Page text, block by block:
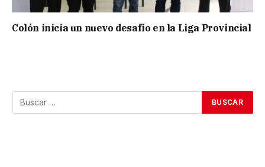
Colón inicia un nuevo desafío en la Liga Provincial